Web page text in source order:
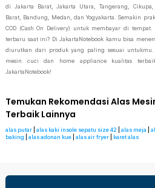
di Jakarta Barat, Jakarta Utara, Tangerang,
Barat, Bandung, Medan, dan Yogyakarta. Semakin
COD (Cash On Delivery) untuk membayar di
terbaru saat ini? Di JakartaNotebook kamu bisa
diurutkan dari produk yang paling sesuai untukmu.
mesin cuci dan home appliance kualitas
JakartaNotebook!
Temukan Rekomendasi Alas
Terbaik Lainnya
alas putar alas kaki insole sepatu size 42 alas meja
baking
alas adonan kue alas air fryer karet alas